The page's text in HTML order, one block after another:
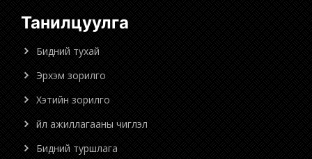
Танилцуулга
Бидний тухай
Эрхэм зорилго
Хэтийн зорилго
Үйл ажиллагааны чиглэл
Бидний туршлага